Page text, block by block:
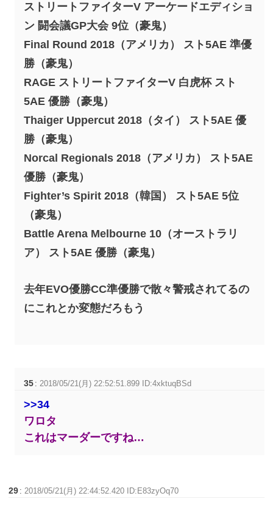
ストリートファイターV アーケードエディショ
ン 闘会議GP大会 9位（豪鬼）
Final Round 2018（アメリカ） スト5AE 準優
勝（豪鬼）
RAGE ストリートファイターV 白虎杯 スト
5AE 優勝（豪鬼）
Thaiger Uppercut 2018（タイ） スト5AE 優
勝（豪鬼）
Norcal Regionals 2018（アメリカ） スト5AE
優勝（豪鬼）
Fighter’s Spirit 2018（韓国） スト5AE 5位
（豪鬼）
Battle Arena Melbourne 10（オーストラリ
ア） スト5AE 優勝（豪鬼）
去年EVO優勝CC準優勝で散々警戒されてるの
にこれとか変態だろもう
35 : 2018/05/21(月) 22:52:51.899 ID:4xktuqBSd
>>34
ワロタ
これはマーダーですね…
29 : 2018/05/21(月) 22:44:52.420 ID:E83zyOq70